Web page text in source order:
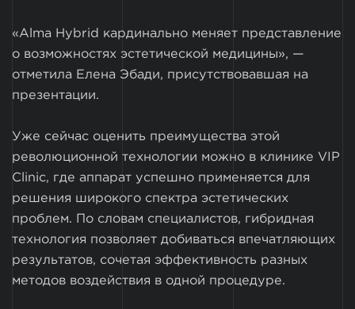
«Alma Hybrid кардинально меняет представление
о возможностях эстетической медицины», —
отметила Елена Эбади, присутствовавшая на
презентации.
Уже сейчас оценить преимущества этой
революционной технологии можно в клинике VIP
Clinic, где аппарат успешно применяется для
решения широкого спектра эстетических
проблем. По словам специалистов, гибридная
технология позволяет добиваться впечатляющих
результатов, сочетая эффективность разных
методов воздействия в одной процедуре.